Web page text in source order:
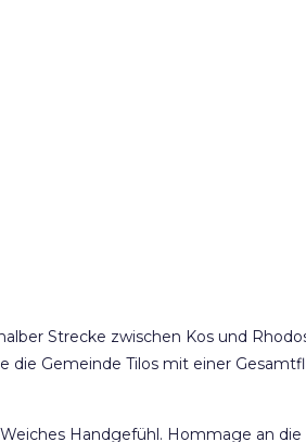
Strecke zwischen Kos und
Gemeinde Tilos mit einer
Handgefühl. Hommage an die